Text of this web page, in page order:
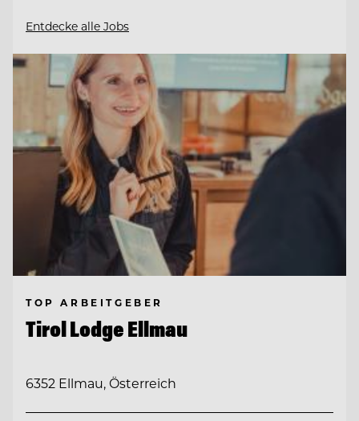
Entdecke alle Jobs
TOP ARBEITGEBER
Tirol Lodge Ellmau
6352 Ellmau, Österreich